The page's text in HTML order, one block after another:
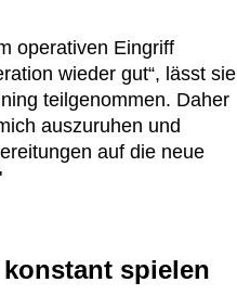
operativen Eingriff
wieder gut“, lässt sie
teilgenommen. Daher
auszuruhen und
auf die neue
spielen